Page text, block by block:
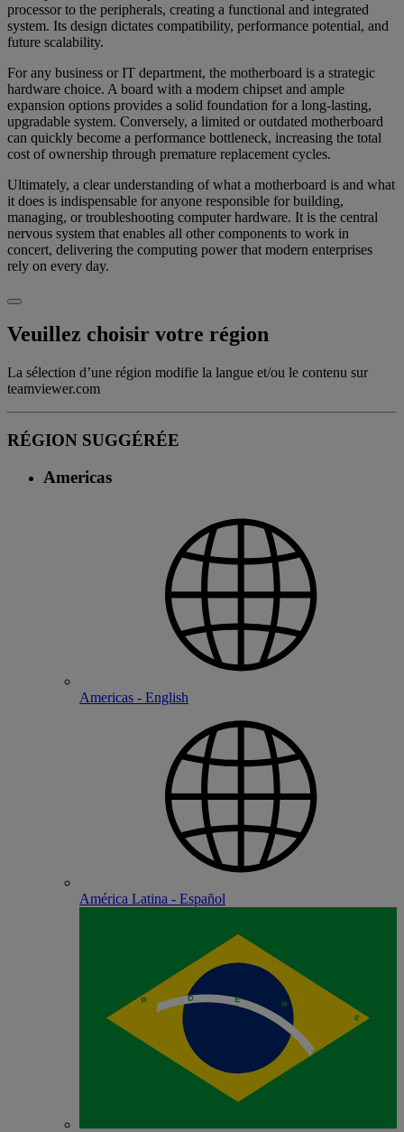
processor to the peripherals, creating a functional and integrated
system. Its design dictates compatibility, performance potential, and
future scalability.
For any business or IT department, the motherboard is a strategic
hardware choice. A board with a modern chipset and ample
expansion options provides a solid foundation for a long-lasting,
upgradable system. Conversely, a limited or outdated motherboard
can quickly become a performance bottleneck, increasing the total
cost of ownership through premature replacement cycles.
Ultimately, a clear understanding of what a motherboard is and what
it does is indispensable for anyone responsible for building,
managing, or troubleshooting computer hardware. It is the central
nervous system that enables all other components to work in
concert, delivering the computing power that modern enterprises
rely on every day.
Veuillez choisir votre région
La sélection d’une région modifie la langue et/ou le contenu sur
teamviewer.com
RÉGION SUGGÉRÉE
Americas
Americas - English
América Latina - Español